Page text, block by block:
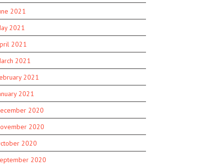
2021
2021
2021
2021
2021
2021
2020
2020
2020
2020